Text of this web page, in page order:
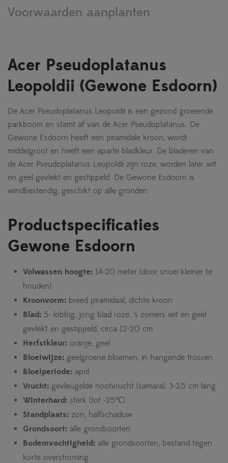
Voorwaarden aanplanten
Acer Pseudoplatanus
Leopoldii (Gewone Esdoorn)
De Acer Pseudoplatanus Leopoldii is een gezond groeiende
parkboom en stamt af van de Acer Pseudoplatanus. De
Gewone Esdoorn heeft een piramidale kroon, wordt
middelgroot en heeft een aparte bladkleur. De bladeren van
de Acer Pseudoplatanus Leopoldii zijn roze, worden later wit
en geel gevlekt en gestippeld. De Gewone Esdoorn is
windbestendig, geschikt op alle gronden.
Productspecificaties
Gewone Esdoorn
Volwassen hoogte: 14-20 meter (door snoei kleiner te
houden)
Kroonvorm: breed piramidaal, dichte kroon
Blad: 5- lobbig, jong blad roze, ’s zomers wit en geel
gevlekt en gestippeld, circa 12-20 cm
Herfstkleur: oranje, geel
Bloeiwijze: geelgroene bloemen, in hangende trossen
Bloeiperiode: april
Vrucht: gevleugelde nootvrucht (samara), 3-3,5 cm lang
Winterhard: sterk (tot -25℃)
Standplaats: zon, halfschaduw
Grondsoort: alle grondsoorten
Bodemvochtigheid: alle grondsoorten, bestand tegen
korte overstroming